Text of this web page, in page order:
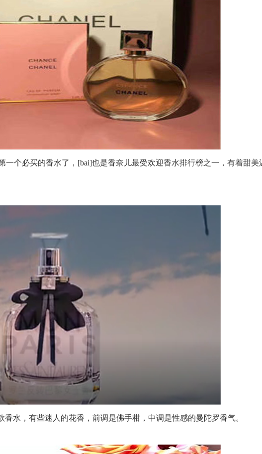
个必买的香水了，[bai]也是香奈儿最受欢迎香水排行榜之一，有着甜美
，有些迷人的花香，前调是佛手柑，中调是性感的曼陀罗香气。